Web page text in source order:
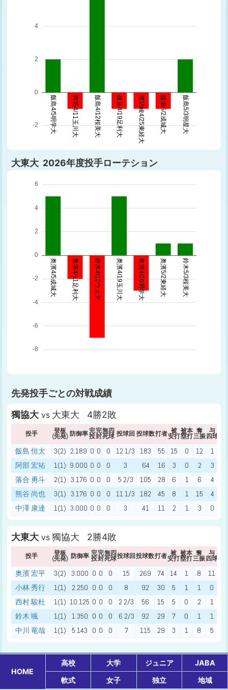
大東大 2026年度投手ローテション
先発投手ごとの対戦成績
獨協大 vs 大東大 4勝2敗
投手 登板
(先発) 防御率完
投
完
封
無四
死球 投球回 投球数打者 被
安打
被本
塁打
奪
三振
与
四球
飯島 恒太 3(2) 2.189 0 0 0 12 1/3 183 55 15 0 12 1
阿部 宏祐
1(1) 9.000 0 0 0 3 64 16 3 0 2 3
落合 勇斗
2(1) 3.176 0 0 0 5 2/3 105 28 6 1 6 4
熊谷 尚也
3(1) 3.176 0 0 0 11 1/3 182 45 8 1 15 4
中澤 康達
1(1) 3.000 0 0 0 3 41 11 2 1 3 0
大東大 vs 獨協大 2勝4敗
投手 登板
(先発) 防御率 完
投
完
封
無四
死球投球回 投球数打者 被
安打
被本
塁打
奪
三振
与
四球
奥濱 宏平 3(2) 3.000 0 0 0 15 269 74 14 1 8 11
小林 秀行
1(1) 2.250 0 0 0 8 92 30 5 1 1 0
西村 駿杜
1(1) 10.125 0 0 0 2 2/3 56 15 5 0 2 1
鈴木 颯
1(1) 1.350 0 0 0 6 2/3 92 29 7 0 1 1
中川 竜哉
1(1) 5.143 0 0 0 7 115 29 3 1 8 5
HOME
高校 大学 ジュニア
JABA
軟式
女子 独立 地域